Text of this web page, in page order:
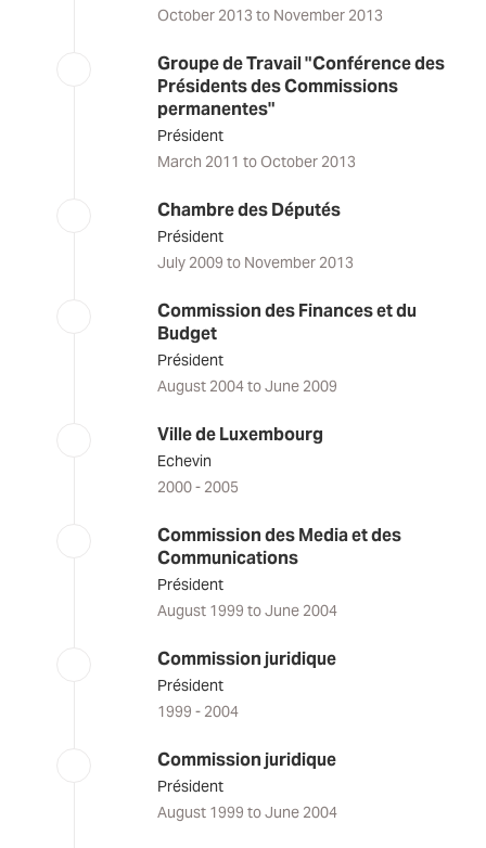
October 2013 to November 2013
Groupe de Travail "Conférence des
Présidents des Commissions
permanentes"
Président
March 2011 to October 2013
Chambre des Députés
Président
July 2009 to November 2013
Commission des Finances et du
Budget
Président
August 2004 to June 2009
Ville de Luxembourg
Echevin
2000 - 2005
Commission des Media et des
Communications
Président
August 1999 to June 2004
Commission juridique
Président
1999 - 2004
Commission juridique
Président
August 1999 to June 2004